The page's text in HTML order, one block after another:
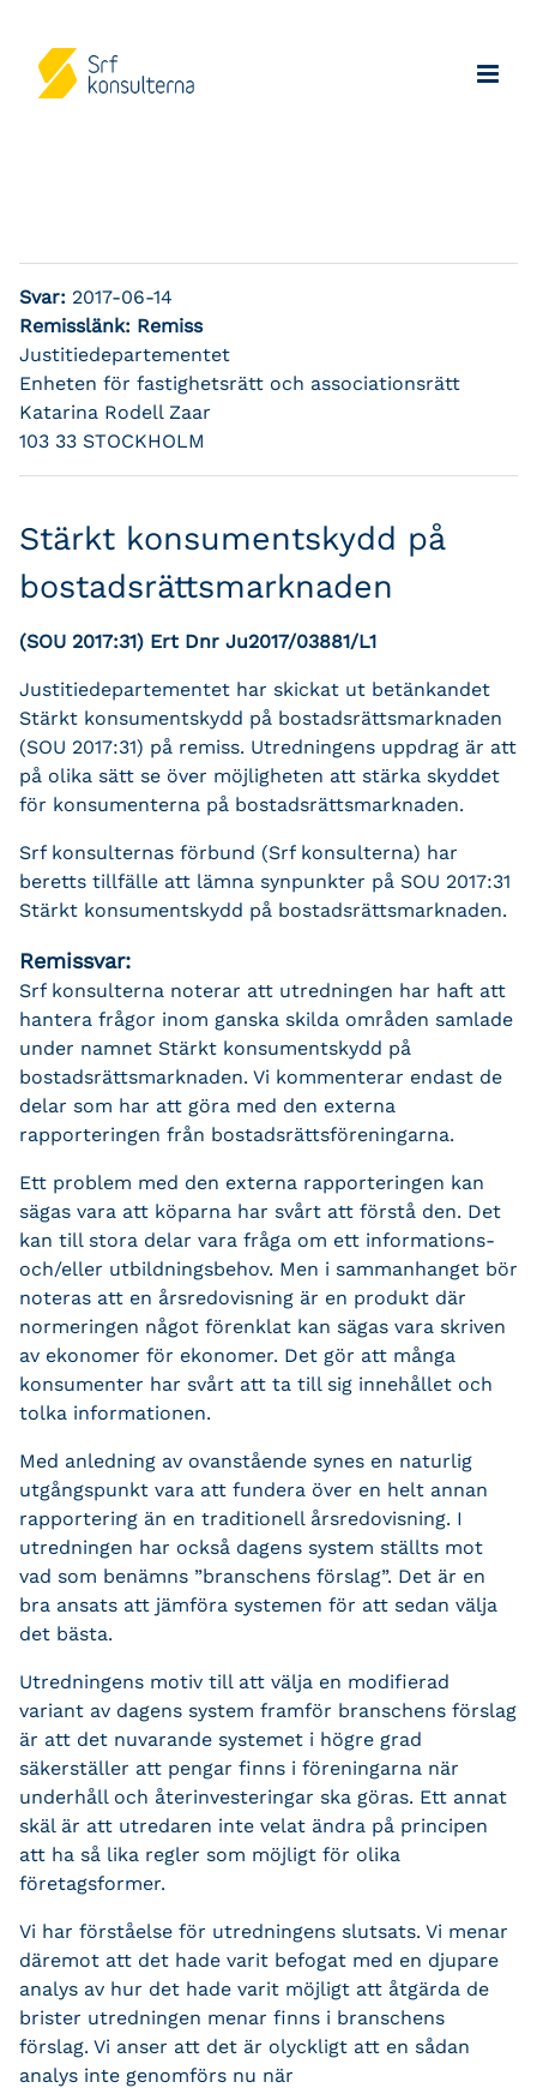
Svar: 2017-06-14
Remisslänk: Remiss
Justitiedepartementet
Enheten för fastighetsrätt och associationsrätt
Katarina Rodell Zaar
103 33 STOCKHOLM
Stärkt konsumentskydd på
bostadsrättsmarknaden
(SOU 2017:31) Ert Dnr Ju2017/03881/L1
Justitiedepartementet har skickat ut betänkandet
Stärkt konsumentskydd på bostadsrättsmarknaden
(SOU 2017:31) på remiss. Utredningens uppdrag är att
på olika sätt se över möjligheten att stärka skyddet
för konsumenterna på bostadsrättsmarknaden.
Srf konsulternas förbund (Srf konsulterna) har
beretts tillfälle att lämna synpunkter på SOU 2017:31
Stärkt konsumentskydd på bostadsrättsmarknaden.
Remissvar:
Srf konsulterna noterar att utredningen har haft att
hantera frågor inom ganska skilda områden samlade
under namnet Stärkt konsumentskydd på
bostadsrättsmarknaden. Vi kommenterar endast de
delar som har att göra med den externa
rapporteringen från bostadsrättsföreningarna.
Ett problem med den externa rapporteringen kan
sägas vara att köparna har svårt att förstå den. Det
kan till stora delar vara fråga om ett informations-
och/eller utbildningsbehov. Men i sammanhanget bör
noteras att en årsredovisning är en produkt där
normeringen något förenklat kan sägas vara skriven
av ekonomer för ekonomer. Det gör att många
konsumenter har svårt att ta till sig innehållet och
tolka informationen.
Med anledning av ovanstående synes en naturlig
utgångspunkt vara att fundera över en helt annan
rapportering än en traditionell årsredovisning. I
utredningen har också dagens system ställts mot
vad som benämns ”branschens förslag”. Det är en
bra ansats att jämföra systemen för att sedan välja
det bästa.
Utredningens motiv till att välja en modifierad
variant av dagens system framför branschens förslag
är att det nuvarande systemet i högre grad
säkerställer att pengar finns i föreningarna när
underhåll och återinvesteringar ska göras. Ett annat
skäl är att utredaren inte velat ändra på principen
att ha så lika regler som möjligt för olika
företagsformer.
Vi har förståelse för utredningens slutsats. Vi menar
däremot att det hade varit befogat med en djupare
analys av hur det hade varit möjligt att åtgärda de
brister utredningen menar finns i branschens
förslag. Vi anser att det är olyckligt att en sådan
analys inte genomförs nu när